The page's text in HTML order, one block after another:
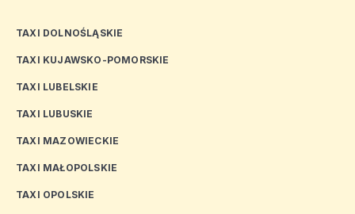
TAXI DOLNOŚLĄSKIE
TAXI KUJAWSKO-POMORSKIE
TAXI LUBELSKIE
TAXI LUBUSKIE
TAXI MAZOWIECKIE
TAXI MAŁOPOLSKIE
TAXI OPOLSKIE